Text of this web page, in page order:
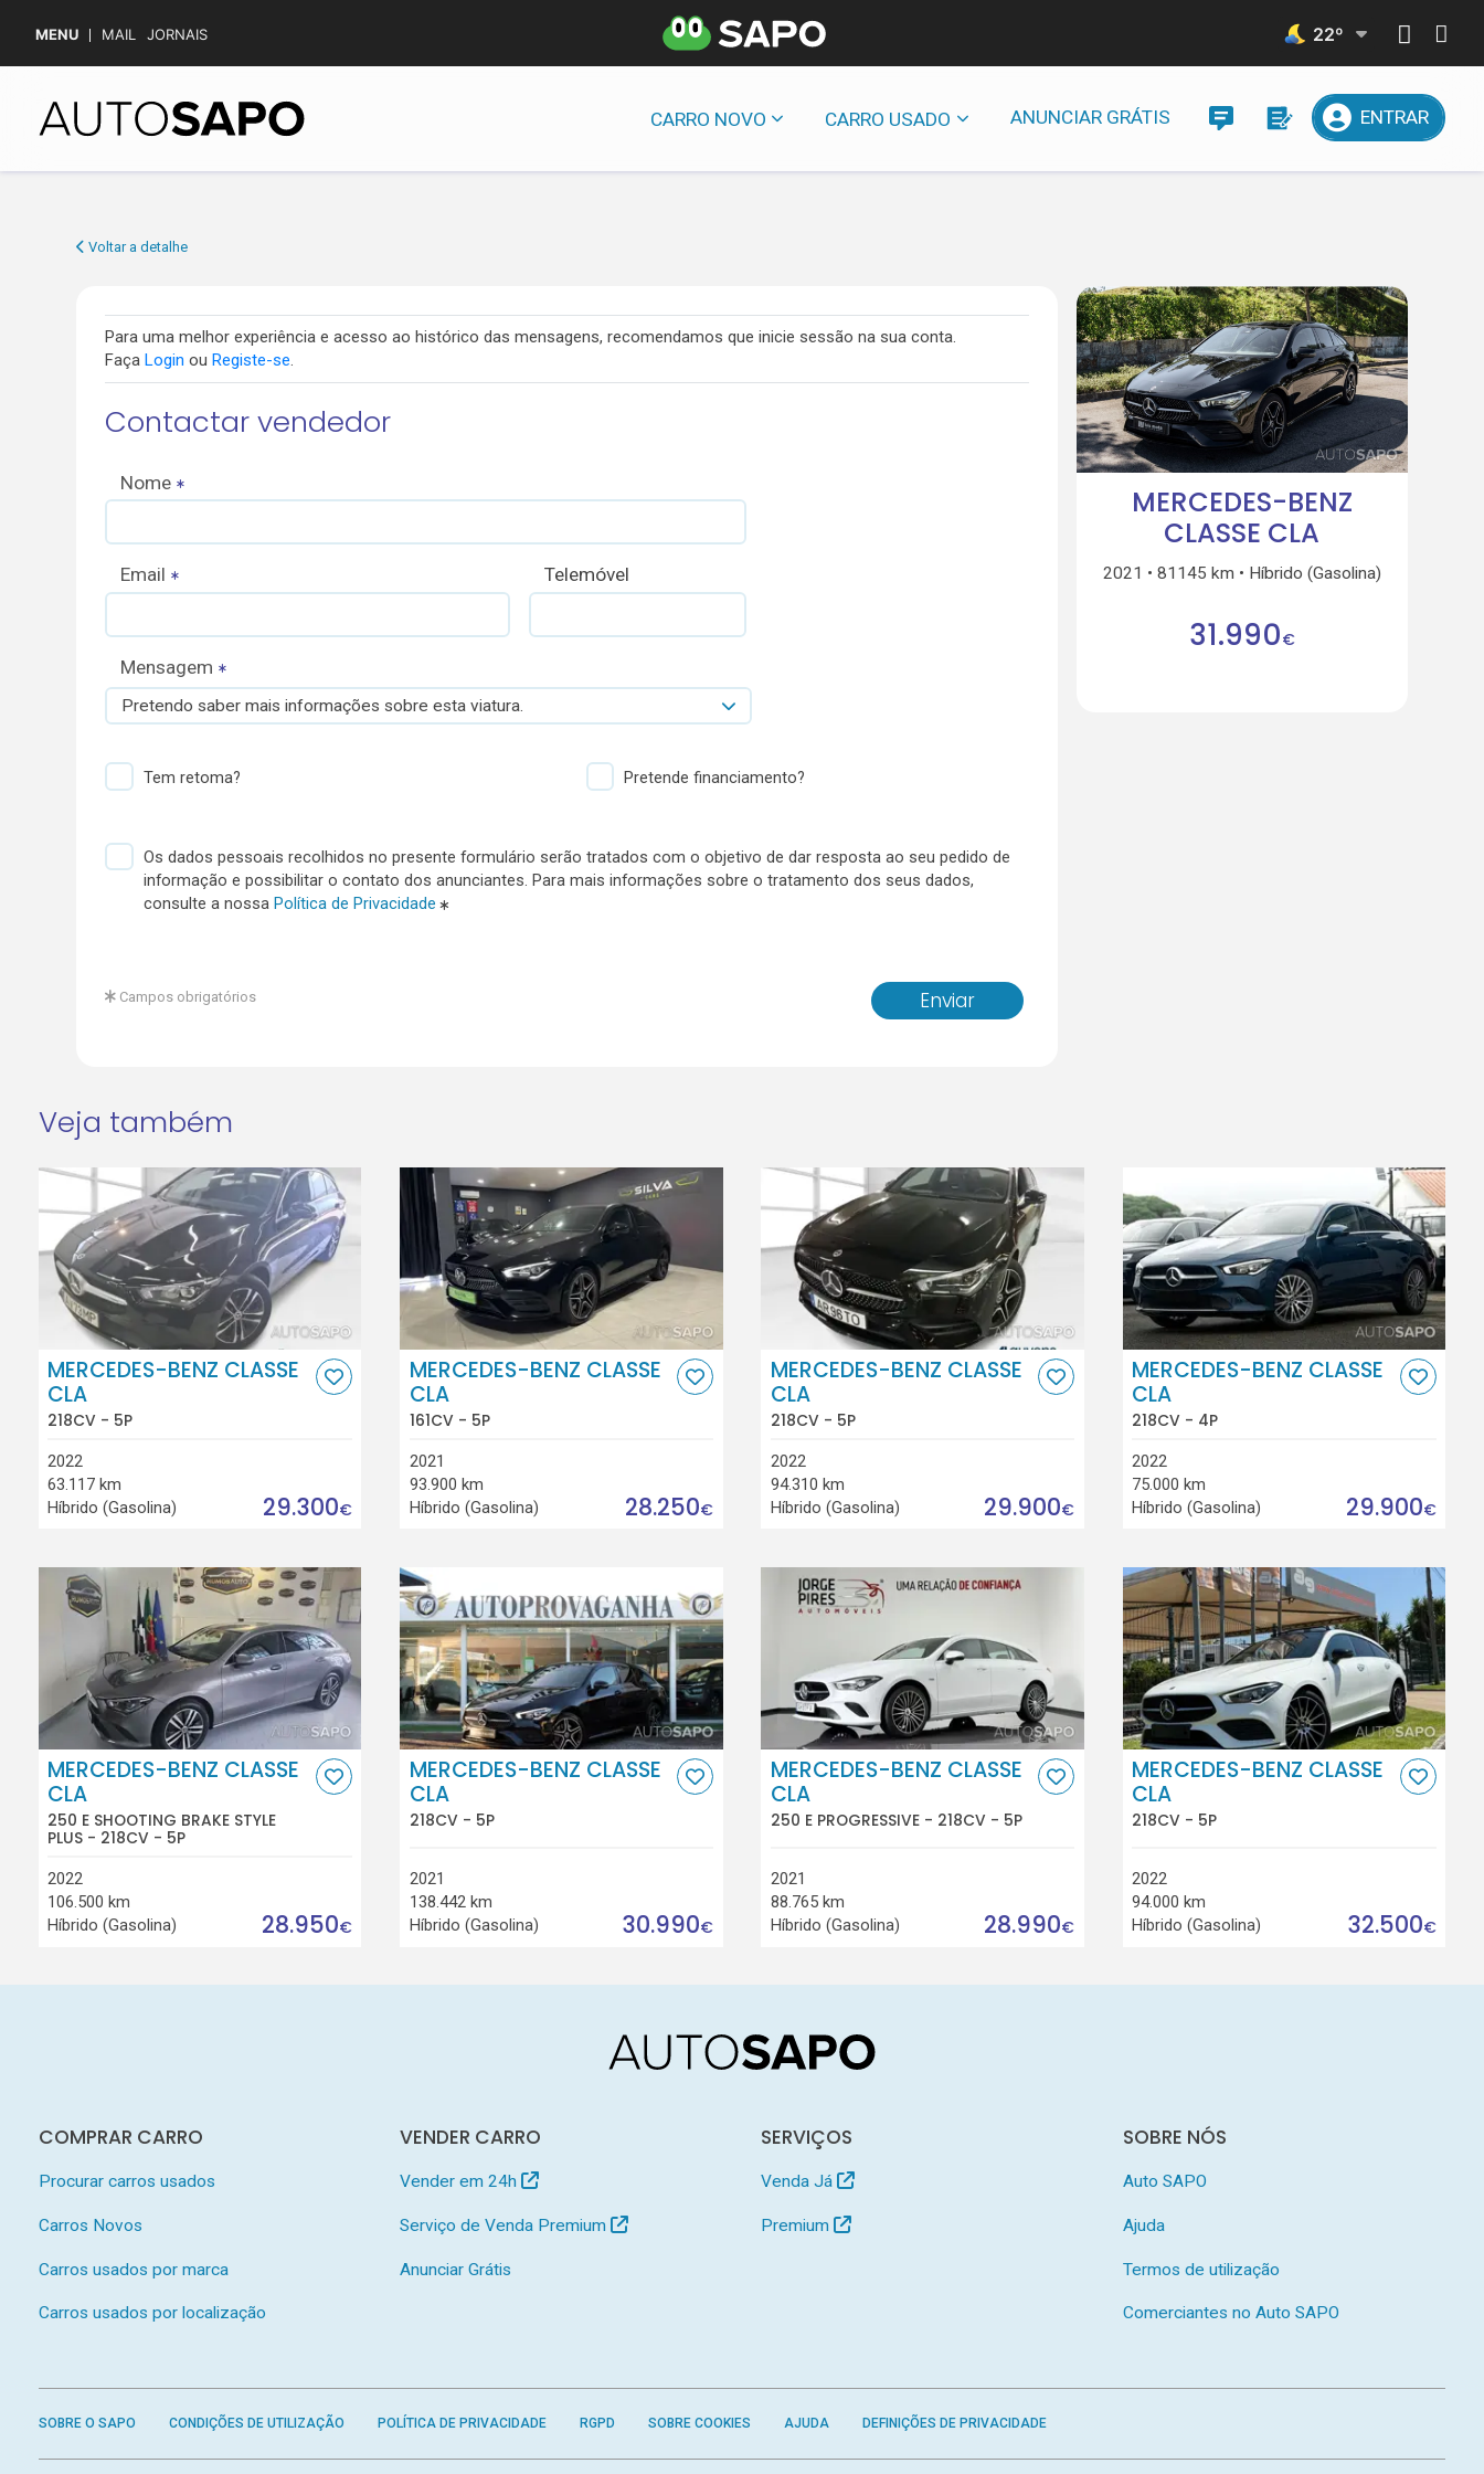
MENU MAIL JORNAIS 22º
CARRO NOVO CARRO USADO ANUNCIAR GRÁTIS ENTRAR
Voltar a detalhe
Para uma melhor experiência e acesso ao histórico das mensagens, recomendamos que inicie sessão na sua conta.
Faça Login ou Registe-se.
Contactar vendedor
Nome
Email Telemóvel
Mensagem
Pretendo saber mais informações sobre esta viatura.
Tem retoma? Pretende financiamento?
Os dados pessoais recolhidos no presente formulário serão tratados com o objetivo de dar resposta ao seu pedido de
informação e possibilitar o contato dos anunciantes. Para mais informações sobre o tratamento dos seus dados,
consulte a nossa Política de Privacidade
Enviar
Campos obrigatórios
MERCEDES-BENZ
CLASSE CLA
2021 81145 km Híbrido (Gasolina)
31.990€
Veja também
MERCEDES-BENZ CLASSE
CLA
218CV - 5P
2022
63.117 km
Híbrido (Gasolina)
29.300€
MERCEDES-BENZ CLASSE
CLA
161CV - 5P
2021
93.900 km
Híbrido (Gasolina)
28.250€
MERCEDES-BENZ CLASSE
CLA
218CV - 5P
2022
94.310 km
Híbrido (Gasolina)
29.900€
MERCEDES-BENZ CLASSE
CLA
218CV - 4P
2022
75.000 km
Híbrido (Gasolina)
29.900€
MERCEDES-BENZ CLASSE
CLA
250 E SHOOTING BRAKE STYLE
PLUS - 218CV - 5P
2022
106.500 km
Híbrido (Gasolina)
28.950€
MERCEDES-BENZ CLASSE
CLA
218CV - 5P
2021
138.442 km
Híbrido (Gasolina)
30.990€
MERCEDES-BENZ CLASSE
CLA
250 E PROGRESSIVE - 218CV - 5P
2021
88.765 km
Híbrido (Gasolina)
28.990€
MERCEDES-BENZ CLASSE
CLA
218CV - 5P
2022
94.000 km
Híbrido (Gasolina)
32.500€
COMPRAR CARRO
Procurar carros usados
Carros Novos
Carros usados por marca
Carros usados por localização
VENDER CARRO
Vender em 24h
Serviço de Venda Premium
Anunciar Grátis
SERVIÇOS
Venda Já
Premium
SOBRE NÓS
Auto SAPO
Ajuda
Termos de utilização
Comerciantes no Auto SAPO
SOBRE O SAPO CONDIÇÕES DE UTILIZAÇÃO POLÍTICA DE PRIVACIDADE RGPD SOBRE COOKIES AJUDA DEFINIÇÕES DE PRIVACIDADE